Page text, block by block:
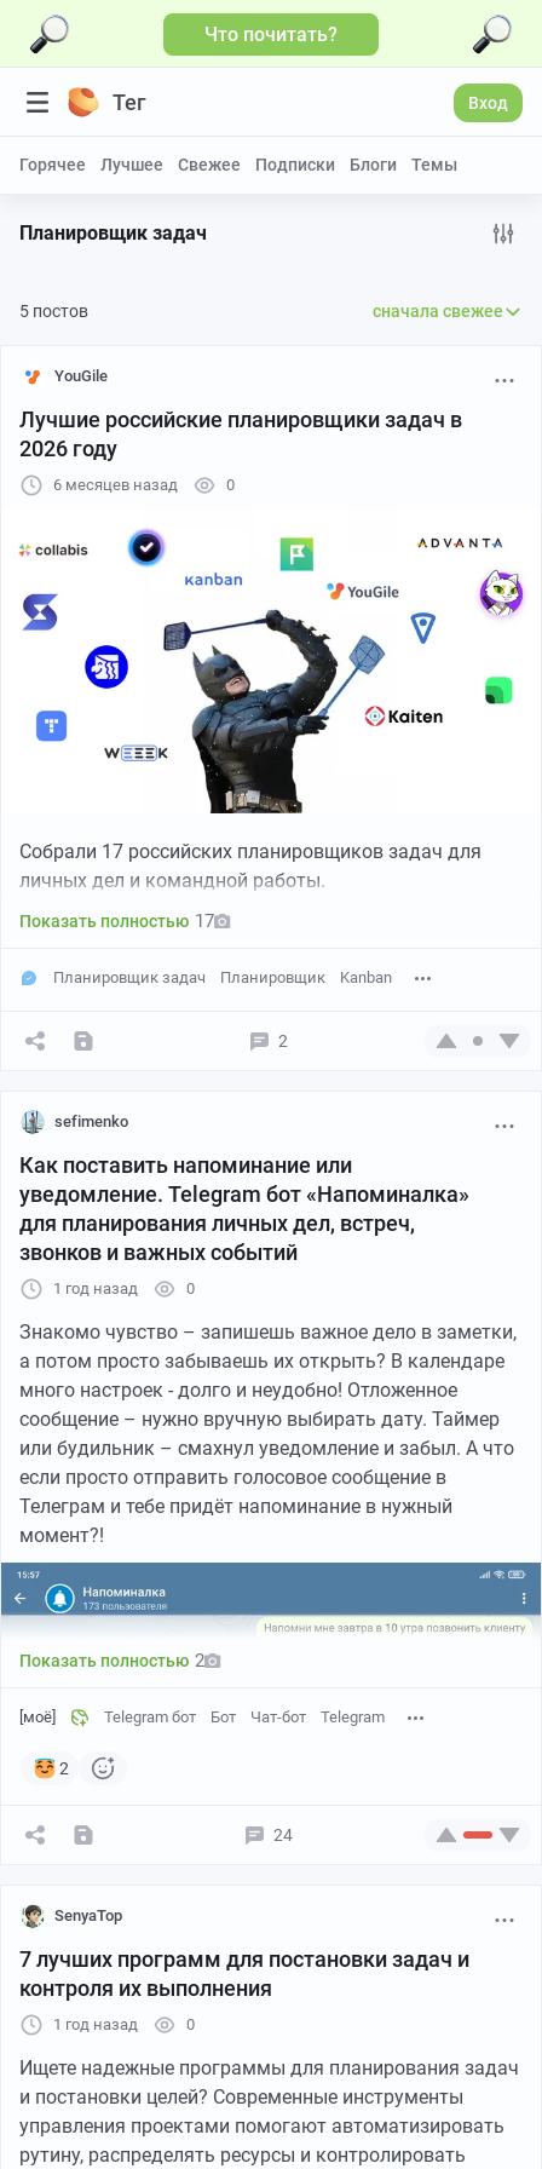
Что почитать?
Тег Вход
Горячее Лучшее Свежее Подписки Блоги Темы
Планировщик задач
5 постов сначала свежее
YouGile
Лучшие российские планировщики задач в
2026 году
6 месяцев назад 0
Собрали 17 российских планировщиков задач для
личных дел и командной работы.
Показать полностью 17
Планировщик задач Планировщик Kanban
2
sefimenko
Как поставить напоминание или
уведомление. Telegram бот «Напоминалка»
для планирования личных дел, встреч,
звонков и важных событий
1 год назад 0
Знакомо чувство – запишешь важное дело в заметки,
а потом просто забываешь их открыть? В календаре
много настроек - долго и неудобно! Отложенное
сообщение – нужно вручную выбирать дату. Таймер
или будильник – смахнул уведомление и забыл. А что
если просто отправить голосовое сообщение в
Телеграм и тебе придёт напоминание в нужный
момент?!
Как-то раз я отвёл дочку на танцы. Через час нужно
Вот иду и думаю: как было бы здорово написать
сообщение или, ещё лучше, отправить голосовое:
🗣 Напомни мне через 45 минут забрать
дочку с танцев!
Показать полностью 2
[моё] Telegram бот Бот Чат-бот Telegram
2
24
SenyaTop
7 лучших программ для постановки задач и
контроля их выполнения
1 год назад 0
Ищете надежные программы для планирования задач
и постановки целей? Современные инструменты
управления проектами помогают автоматизировать
рутину, распределять ресурсы и контролировать